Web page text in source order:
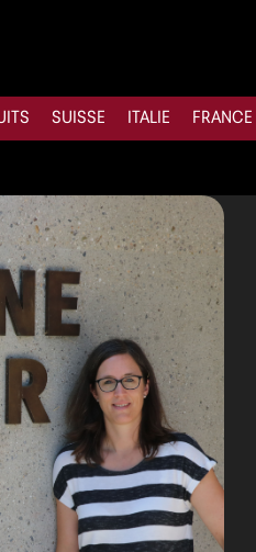
SUISSE ITALIE FRANCE